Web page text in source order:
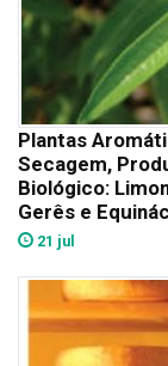
Plantas
Secagem,
Biológico:
Gerês e
21 jul